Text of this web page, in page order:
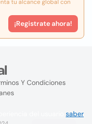
tu alcance global con
¡Registrate ahora!
Y Condiciones
saber